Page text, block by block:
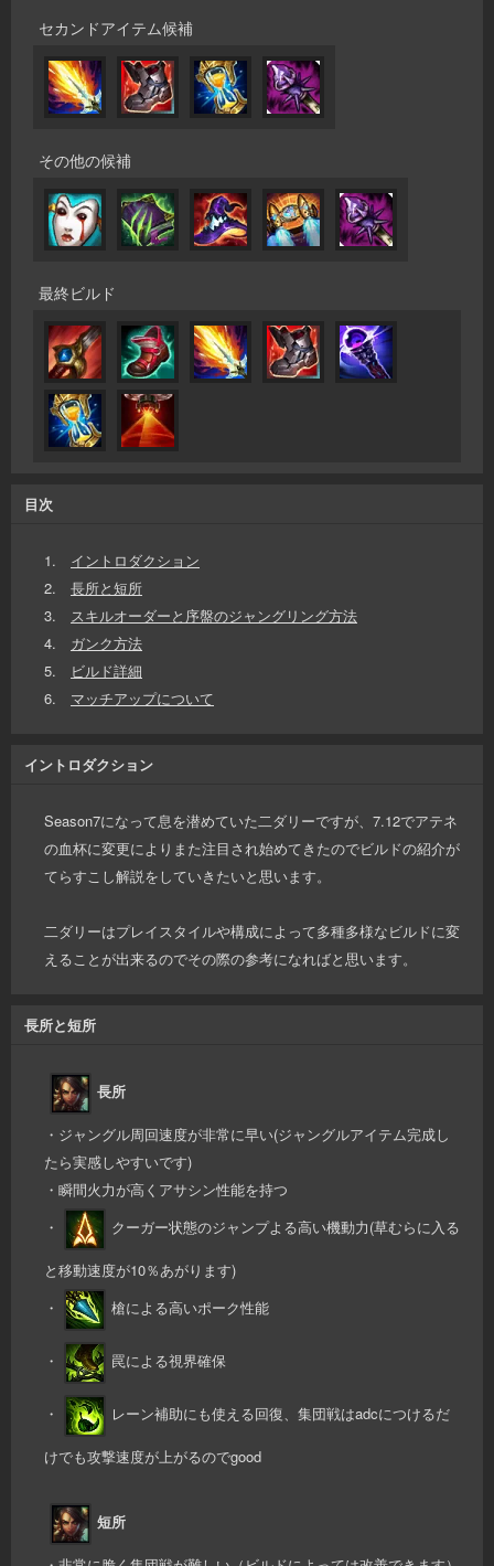
セカンドアイテム候補
その他の候補
最終ビルド
目次
1. イントロダクション
2. 長所と短所
3.
スキルオーダーと序盤のジャングリング方法
4. ガンク方法
5.
ビルド詳細
6. マッチアップについて
イントロダクション
Season7になって息を潜めていた二ダリーですが、7.12でアテネ
の血杯に変更によりまた注目され始めてきたのでビルドの紹介が
てらすこし解説をしていきたいと思います。
二ダリーはプレイスタイルや構成によって多種多様なビルドに変
えることが出来るのでその際の参考になればと思います。
長所と短所
長所
・ジャングル周回速度が非常に早い(ジャングルアイテム完成し
たら実感しやすいです)
・瞬間火力が高くアサシン性能を持つ
・
クーガー状態のジャンプよる高い機動力(草むらに入る
と移動速度が10％あがります)
・
槍による高いポーク性能
・ 罠による視界確保
・ レーン補助にも使える回復、集団戦はadcにつけるだ
けでも攻撃速度が上がるのでgood
短所